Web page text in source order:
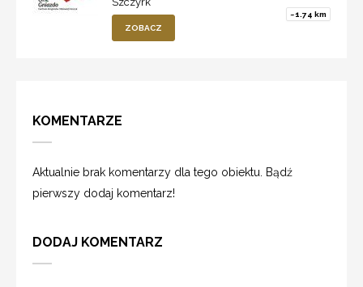
~1.74 km
ZOBACZ
KOMENTARZE
Aktualnie brak komentarzy dla tego obiektu. Bądź
pierwszy dodaj komentarz!
DODAJ KOMENTARZ